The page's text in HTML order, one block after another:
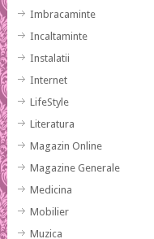
Imbracaminte
Incaltaminte
Instalatii
Internet
LifeStyle
Literatura
Magazin Online
Magazine Generale
Medicina
Mobilier
Muzica